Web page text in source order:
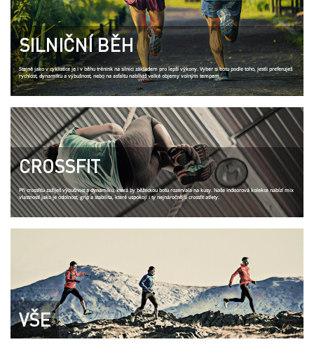
SILNIČNÍ BĚH
Stejně jako v cyklistice je i v běhu trénink na silnici základem pro lepší výkony. Vyber si botu podle toho, jestli preferuješ
rychlost, dynamiku a výbušnost, nebo na asfaltu nabíháš velké objemy volným tempem.
CROSSFIT
Při crossfitu zažiješ výbušnost a dynamiku, která by běžeckou botu rozervala na kusy. Naše indoorová kolekce nabízí mix
vlastností jako je odolnost, grip a stabilita, které uspokojí i ty nejnáročnější crossfit atlety.
VŠE